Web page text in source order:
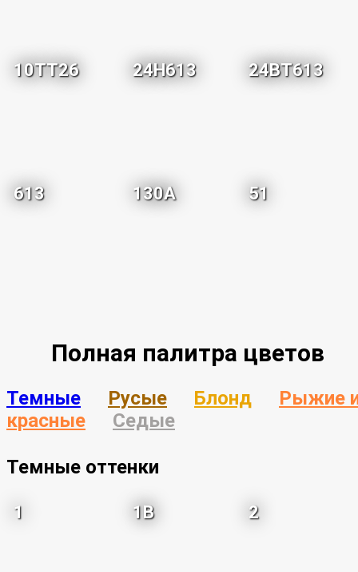
10TT26 24H613 24BT613
613 130A 51
Полная палитра цветов
Темные Русые Блонд
Рыжие
красные
Седые
Темные оттенки
1 1B 2